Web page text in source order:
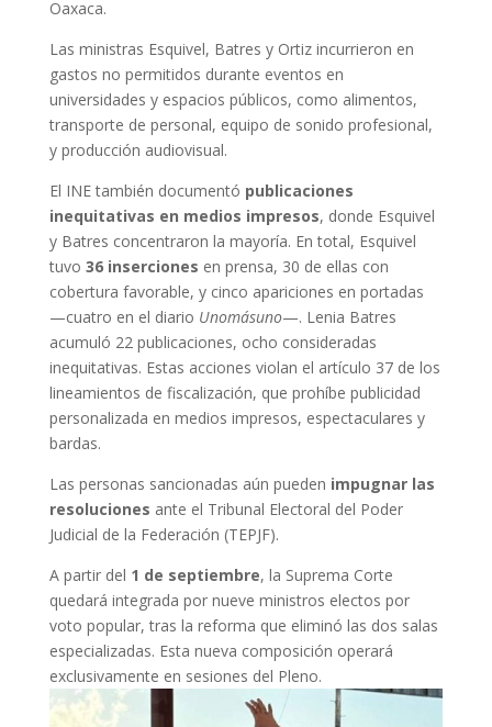
Oaxaca.
Las ministras Esquivel, Batres y Ortiz incurrieron en
gastos no permitidos durante eventos en
universidades y espacios públicos, como alimentos,
transporte de personal, equipo de sonido profesional,
y producción audiovisual.
El INE también documentó publicaciones
inequitativas en medios impresos, donde Esquivel
y Batres concentraron la mayoría. En total, Esquivel
tuvo 36 inserciones en prensa, 30 de ellas con
cobertura favorable, y cinco apariciones en portadas
—cuatro en el diario Unomásuno—. Lenia Batres
acumuló 22 publicaciones, ocho consideradas
inequitativas. Estas acciones violan el artículo 37 de los
lineamientos de fiscalización, que prohíbe publicidad
personalizada en medios impresos, espectaculares y
bardas.
Las personas sancionadas aún pueden impugnar las
resoluciones ante el Tribunal Electoral del Poder
Judicial de la Federación (TEPJF).
A partir del 1 de septiembre, la Suprema Corte
quedará integrada por nueve ministros electos por
voto popular, tras la reforma que eliminó las dos salas
especializadas. Esta nueva composición operará
exclusivamente en sesiones del Pleno.